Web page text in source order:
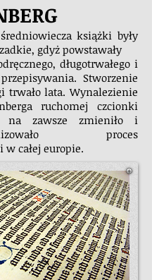
książki były
gdyż powstawały
długotrwałego i
Stworzenie
trwało lata. Wynalezienie
ruchomej czcionki
na zawsze zmieniło i
proces
w całej europie.